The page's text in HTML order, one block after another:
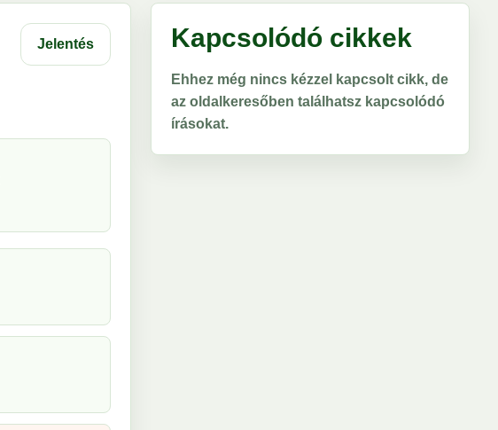
Jelentés Kapcsolódó cikkek
Ehhez még nincs kézzel kapcsolt cikk, de
az oldalkeresőben találhatsz kapcsolódó
írásokat.